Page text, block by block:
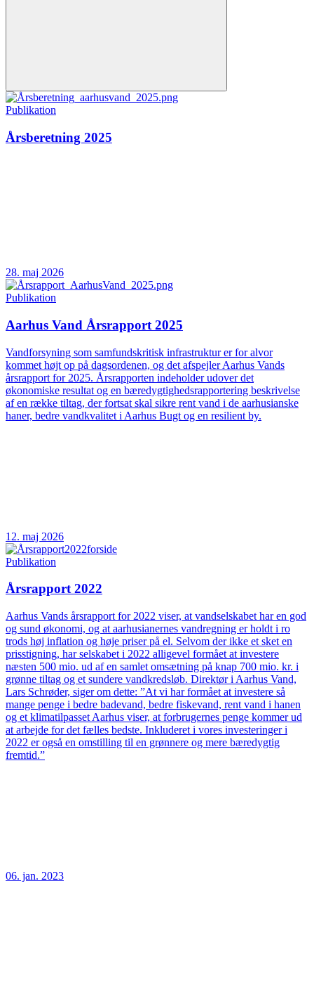
Publikation
Årsberetning 2025
28. maj 2026
Publikation
Aarhus Vand Årsrapport 2025
Vandforsyning som samfundskritisk infrastruktur er for alvor
kommet højt op på dagsordenen, og det afspejler Aarhus Vands
årsrapport for 2025. Årsrapporten indeholder udover det
økonomiske resultat og en bæredygtighedsrapportering beskrivelse
af en række tiltag, der fortsat skal sikre rent vand i de aarhusianske
haner, bedre vandkvalitet i Aarhus Bugt og en resilient by.
12. maj 2026
Publikation
Årsrapport 2022
Aarhus Vands årsrapport for 2022 viser, at vandselskabet har en god
og sund økonomi, og at aarhusianernes vandregning er holdt i ro
trods høj inflation og høje priser på el. Selvom der ikke et sket en
prisstigning, har selskabet i 2022 alligevel formået at investere
næsten 500 mio. ud af en samlet omsætning på knap 700 mio. kr. i
grønne tiltag og et sundere vandkredsløb. Direktør i Aarhus Vand,
Lars Schrøder, siger om dette: ”At vi har formået at investere så
mange penge i bedre badevand, bedre fiskevand, rent vand i hanen
og et klimatilpasset Aarhus viser, at forbrugernes penge kommer ud
at arbejde for det fælles bedste. Inkluderet i vores investeringer i
2022 er også en omstilling til en grønnere og mere bæredygtig
fremtid.”
06. jan. 2023